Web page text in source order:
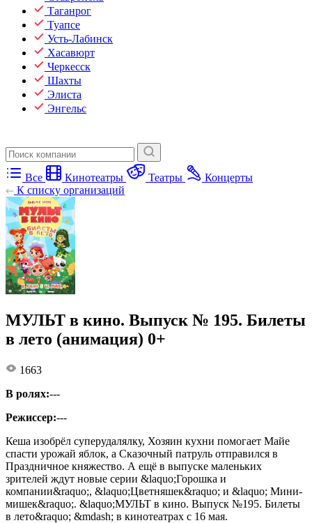
Таганрог
Туапсе
Усть-Лабинск
Хасавюрт
Черкесск
Шахты
Элиста
Энгельс
Все Кинотеатры Театры
Концерты
К списку организаций
МУЛЬТ в кино. Выпуск № 195. Билеты
в лето (анимация) 0+
1663
В ролях:---
Режиссер:---
Кеша изобрёл суперудалялку, Хозяин кухни помогает Майе
спасти урожай яблок, а Сказочный патруль отправился в
Праздничное княжество. А ещё в выпуске маленьких
зрителей ждут новые серии &laquo;Горошка и
компании&raquo;, &laquo;Цветняшек&raquo; и &laquo; Мини-
мишек&raquo;. &laquo;МУЛЬТ в кино. Выпуск №195. Билеты
в лето&raquo; &mdash; в кинотеатрах с 16 мая.